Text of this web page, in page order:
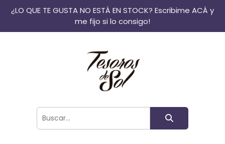
¿LO QUE TE GUSTA NO ESTÁ EN STOCK? Escribime ACÁ y
me fijo si lo consigo!